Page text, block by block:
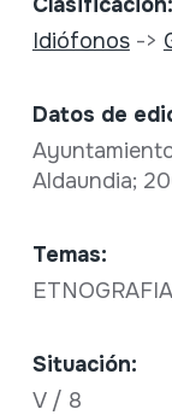
Idiófonos->
Datos de
Aldaundia;
Temas:
Situación:
V / 8